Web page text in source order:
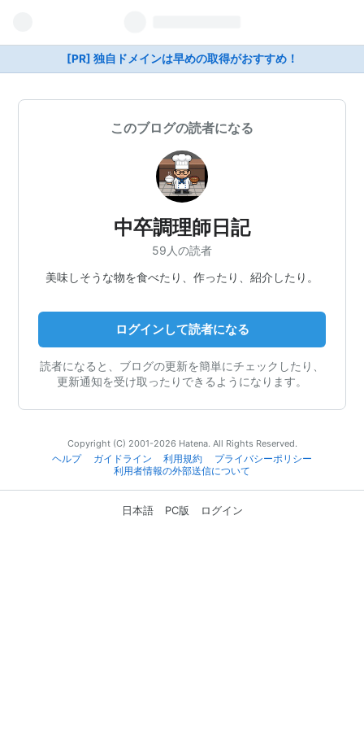
[PR] 独自ドメインは早めの取得がおすすめ！
このブログの読者になる
中卒調理師日記
59人の読者
美味しそうな物を食べたり、作ったり、紹介したり。
ログインして読者になる
読者になると、ブログの更新を簡単にチェックしたり、
更新通知を受け取ったりできるようになります。
Copyright (C) 2001-2026 Hatena. All Rights Reserved.
ヘルプ
ガイドライン 利用規約
プライバシーポリシー
利用者情報の外部送信について
日本語 PC版 ログイン